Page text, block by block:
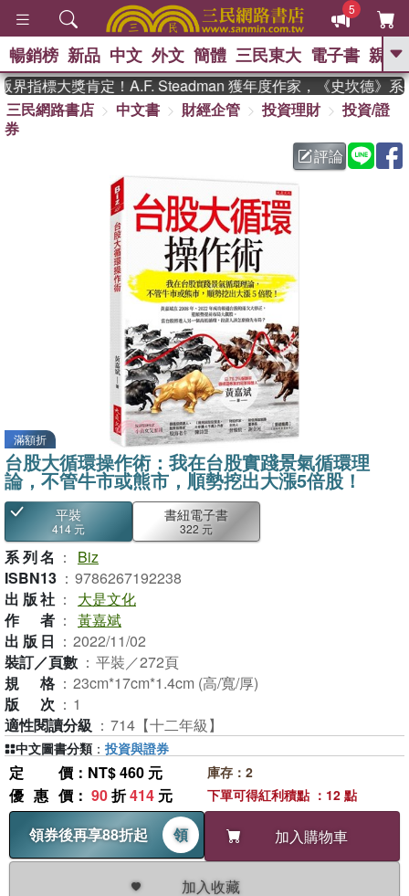
5
GO
熱搜： 東野圭吾 、 高希均教授回憶錄
暑期推薦 、 國際布克
方念華 、 台灣的李
登輝時代 、 數學女孩：黎曼猜想
偉大的迷走神經
暢銷榜 新品 中文 外文 簡體 三民東大 電子書 親子
指標大獎肯定！A.F. Steadman 獲年度作家，《史坎德》系列
三民網路書店
中文書 財經企管 投資理財
投資/證
券
評論
滿額折
台股大循環操作術：我在台股實踐景氣循環理
論，不管牛市或熊市，順勢挖出大漲5倍股！
平裝
414 元
書紐電子書
322 元
系列名 ：
Biz
ISBN13 ： 9786267192238
出版社 ：
大是文化
作者 ： 黃嘉斌
出版日 ： 2022/11/02
裝訂／頁數 ： 平裝／272頁
規格 ： 23cm*17cm*1.4cm (高/寬/厚)
版次 ： 1
適性閱讀分級 ： 714【十二年級】
定價 ：NT$ 460 元
優惠價 ： 90折414 元
領券後再享88折起
領 加入購物車
加入收藏
庫存：2
下單可得紅利積點 ：12 點
中文圖書分類 ： 投資與證券